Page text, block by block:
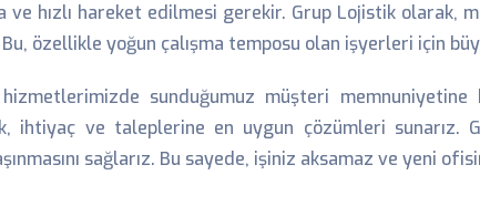
ve hızlı hareket edilmesi gerekir. Grup Lojistik
özellikle yoğun çalışma temposu olan işyerleri için
sunduğumuz müşteri memnuniyetine
ihtiyaç ve taleplerine en uygun çözümleri sunarız.
sağlarız. Bu sayede, işiniz aksamaz ve yeni